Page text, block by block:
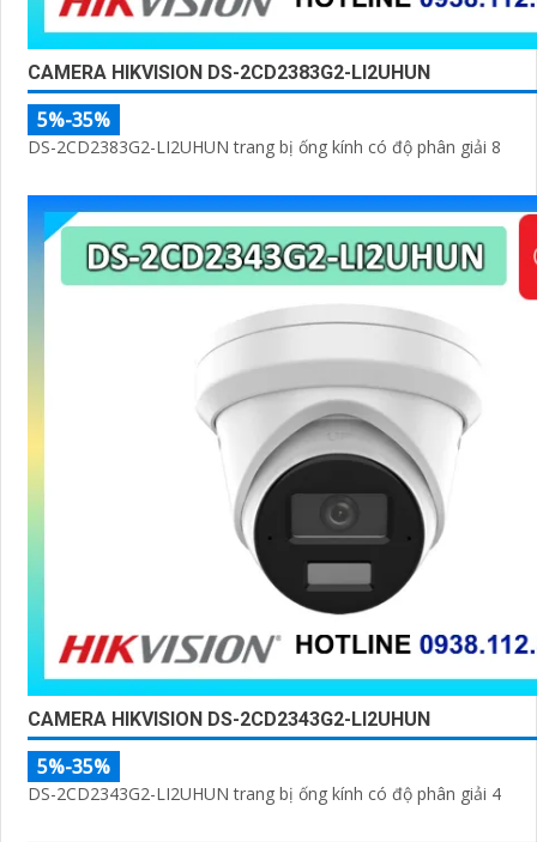
CAMERA HIKVISION DS-2CD2383G2-LI2UHUN
5%-35%
DS-2CD2383G2-LI2UHUN trang bị ống kính có độ phân giải 8
CAMERA HIKVISION DS-2CD2343G2-LI2UHUN
5%-35%
DS-2CD2343G2-LI2UHUN trang bị ống kính có độ phân giải 4